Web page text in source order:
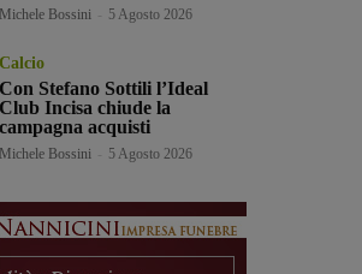
Michele Bossini 5 Agosto 2026
Calcio
Con Stefano Sottili l’Ideal
Club Incisa chiude la
campagna acquisti
Michele Bossini 5 Agosto 2026